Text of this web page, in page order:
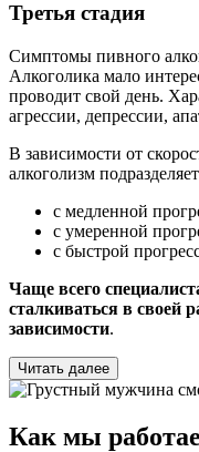
Третья стадия
Симптомы пивного
Алкоголика мало
проводит свой день.
агрессии, депрессии,
В зависимости от
алкоголизм
с медленной
с умеренной
с быстрой
Чаще всего
сталкиваться в своей
зависимости.
Читать далее
Как мы